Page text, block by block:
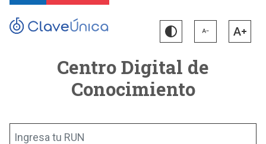
Centro Digital de
Conocimiento
Ingresa tu RUN